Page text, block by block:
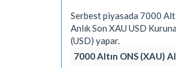
Serbest piyasada 7000
Anlık Son XAU USD
(USD) yapar.
7000 Altın ONS (XAU)